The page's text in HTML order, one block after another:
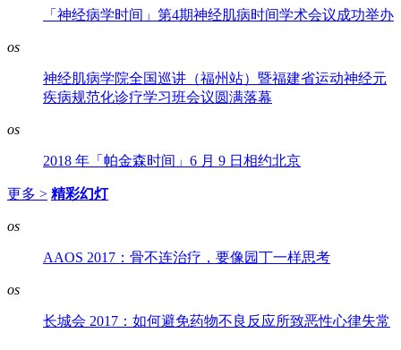
「神经病学时间」第4期神经肌病时间学术会议成功举办
os
神经肌病学院全国巡讲（福州站）暨福建省运动神经元
疾病规范化诊疗学习班会议圆满落幕
os
2018 年「帕金森时间」6 月 9 日相约北京
更多 > 精彩幻灯
os
AAOS 2017：骨不连治疗，要像园丁一样思考
os
长城会 2017：如何避免药物不良反应所致恶性心律失常